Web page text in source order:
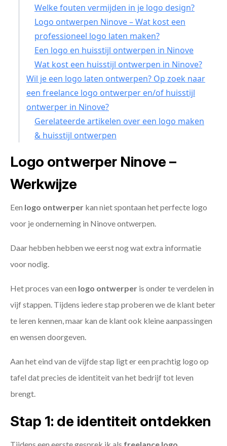
Welke fouten vermijden in je logo design?
Logo ontwerpen Ninove – Wat kost een
professioneel logo laten maken?
Een logo en huisstijl ontwerpen in Ninove
Wat kost een huisstijl ontwerpen in Ninove?
Wil je een logo laten ontwerpen? Op zoek naar
een freelance logo ontwerper en/of huisstijl
ontwerper in Ninove?
Gerelateerde artikelen over een logo maken
& huisstijl ontwerpen
Logo ontwerper Ninove –
Werkwijze
Een logo ontwerper kan niet spontaan het perfecte logo
voor je onderneming in Ninove ontwerpen.
Daar hebben hebben we eerst nog wat extra informatie
voor nodig.
Het proces van een logo ontwerper is onder te verdelen in
vijf stappen. Tijdens iedere stap proberen we de klant beter
te leren kennen, maar kan de klant ook kleine aanpassingen
en wensen doorgeven.
Aan het eind van de vijfde stap ligt er een prachtig logo op
tafel dat precies de identiteit van het bedrijf tot leven
brengt.
Stap 1: de identiteit ontdekken